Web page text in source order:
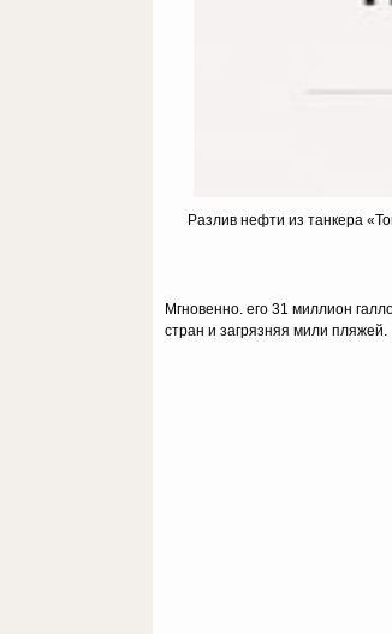
Разлив нефти из танкера
Мгновенно. его 31 миллион
стран и загрязняя мили пляжей.